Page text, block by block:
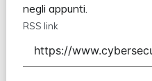
negli appunti.
RSS link